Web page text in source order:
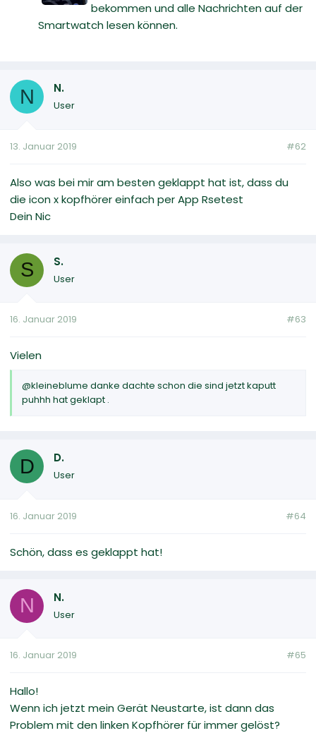
bekommen und alle Nachrichten auf der
Smartwatch lesen können.
N N.
User
13. Januar 2019 #62
Also was bei mir am besten geklappt hat ist, dass du
die icon x kopfhörer einfach per App Rsetest
Dein Nic
S S.
User
16. Januar 2019 #63
Vielen
@kleineblume danke dachte schon die sind jetzt kaputt
puhhh hat geklapt .
D D.
User
16. Januar 2019 #64
Schön, dass es geklappt hat!
N N.
User
16. Januar 2019 #65
Hallo!
Wenn ich jetzt mein Gerät Neustarte, ist dann das
Problem mit den linken Kopfhörer für immer gelöst?